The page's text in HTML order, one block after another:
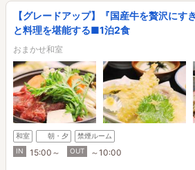
【グレードアップ】『国産牛を贅沢にす
と料理を堪能する■1泊2食
おまかせ和室
和室 朝・夕
禁煙ルーム
IN
15:00～ OUT ～10:00